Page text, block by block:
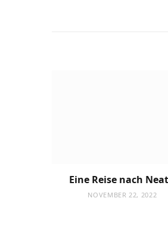
Eine Reise nach
NOVEMBER 22, 2022